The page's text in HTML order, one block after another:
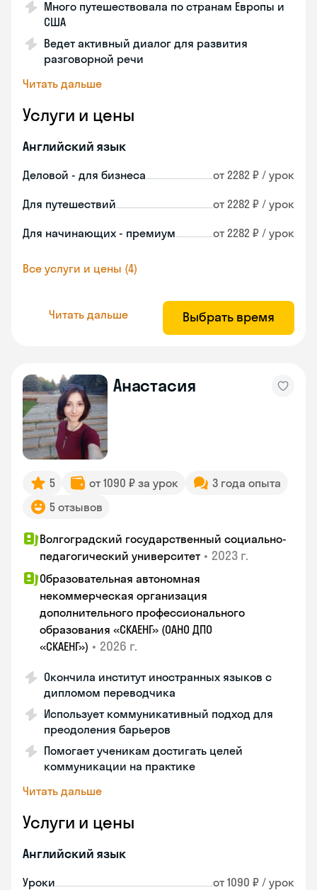
Много путешествовала по странам Европы и
США
Ведет активный диалог для развития
разговорной речи
Читать дальше
Услуги и цены
Английский язык
Деловой - для бизнеса от 2282 ₽ / урок
Для путешествий от 2282 ₽ / урок
Для начинающих - премиум от 2282 ₽ / урок
Все услуги и цены (4)
Читать дальше Выбрать время
Анастасия
5 от 1090 ₽ за урок
3 года опыта
5 отзывов
Волгоградский государственный социально-
педагогический университет • 2023 г.
Образовательная автономная
некоммерческая организация
дополнительного профессионального
образования «СКАЕНГ» (ОАНО ДПО
«СКАЕНГ») • 2026 г.
Окончила институт иностранных языков с
дипломом переводчика
Использует коммуникативный подход для
преодоления барьеров
Помогает ученикам достигать целей
коммуникации на практике
Читать дальше
Услуги и цены
Английский язык
Уроки от 1090 ₽ / урок